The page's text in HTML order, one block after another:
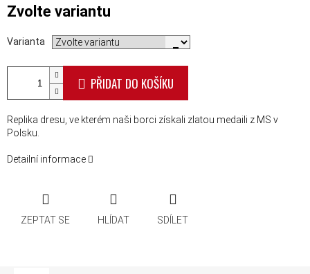
Zvolte variantu
Varianta
PŘIDAT DO KOŠÍKU
Replika dresu, ve kterém naši borci získali zlatou medaili z MS v
Polsku.
Detailní informace
ZEPTAT SE HLÍDAT SDÍLET